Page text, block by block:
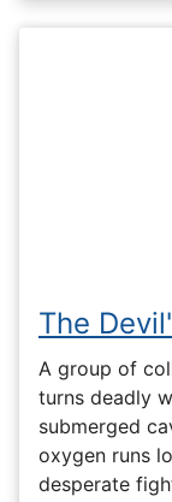
The
A group of
turns deadly
submerged
oxygen runs
desperate